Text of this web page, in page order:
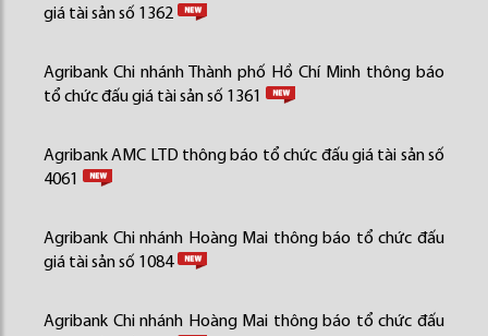
giá tài sản số 1362
Agribank Chi nhánh Thành phố Hồ Chí Minh thông báo
tổ chức đấu giá tài sản số 1361
Agribank AMC LTD thông báo tổ chức đấu giá tài sản số
4061
Agribank Chi nhánh Hoàng Mai thông báo tổ chức đấu
giá tài sản số 1084
Agribank Chi nhánh Hoàng Mai thông báo tổ chức đấu